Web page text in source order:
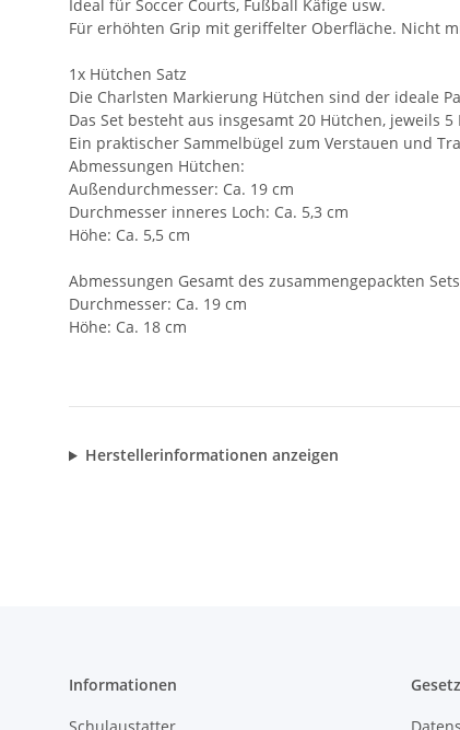
Ideal für Soccer Courts, Fußball Käfige usw.
Für erhöhten Grip mit geriffelter Oberfläche. Nicht
1x Hütchen Satz
Die Charlsten Markierung Hütchen sind der ideale
Das Set besteht aus insgesamt 20 Hütchen, jeweils
Ein praktischer Sammelbügel zum Verstauen und
Abmessungen Hütchen:
Außendurchmesser: Ca. 19 cm
Durchmesser inneres Loch: Ca. 5,3 cm
Höhe: Ca. 5,5 cm
Abmessungen Gesamt des zusammengepackten
Durchmesser: Ca. 19 cm
Höhe: Ca. 18 cm
Herstellerinformationen anzeigen
Informationen